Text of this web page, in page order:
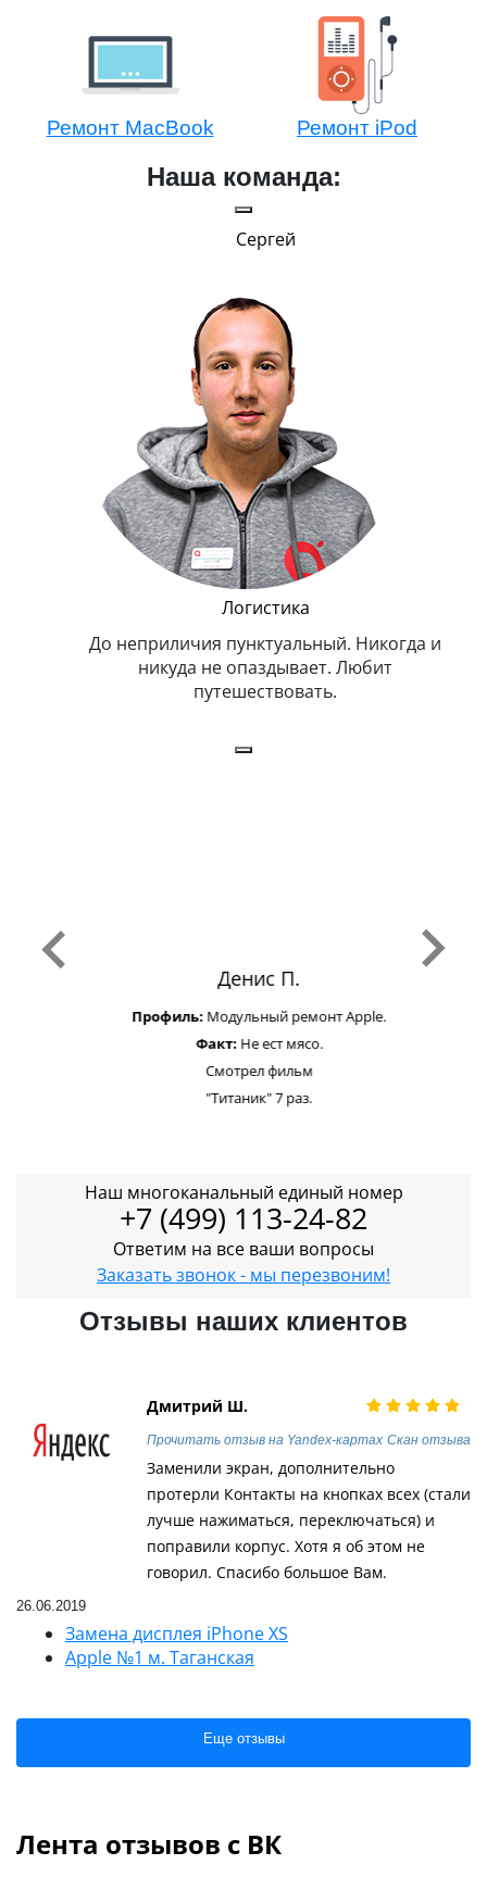
Ремонт MacBook Ремонт iPod
Наша команда:
Сергей
Логистика
До неприличия пунктуальный. Никогда и
никуда не опаздывает. Любит
путешествовать.
Денис П.
Профиль:Модульный ремонт Apple.
Факт:Не ест мясо.
Смотрел фильм
"Титаник" 7 раз.
Наш многоканальный единый номер
+7 (499) 113-24-82
Ответим на все ваши вопросы
Заказать звонок - мы перезвоним!
Отзывы наших клиентов
Дмитрий Ш.
Прочитать отзыв на Yandex-картах Скан отзыва
Заменили экран, дополнительно
протерли Контакты на кнопках всех (стали
лучше нажиматься, переключаться) и
поправили корпус. Хотя я об этом не
говорил. Спасибо большое Вам.
26.06.2019
Замена дисплея iPhone XS
Apple №1 м. Таганская
Еще отзывы
Лента отзывов с ВК